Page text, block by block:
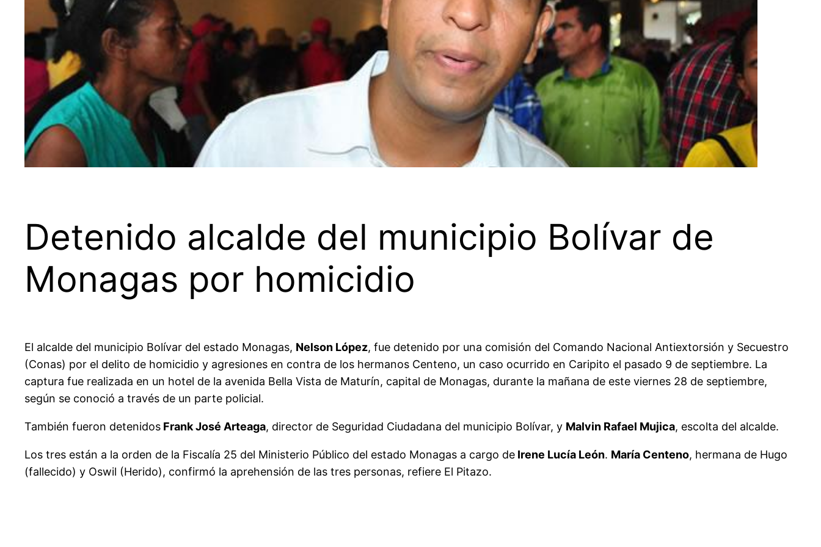
Detenido alcalde del municipio Bolívar de
Monagas por homicidio
El alcalde del municipio Bolívar del estado Monagas, Nelson López, fue detenido por una comisión del Comando Nacional Antiextorsión y Secuestro
(Conas) por el delito de homicidio y agresiones en contra de los hermanos Centeno, un caso ocurrido en Caripito el pasado 9 de septiembre. La
captura fue realizada en un hotel de la avenida Bella Vista de Maturín, capital de Monagas, durante la mañana de este viernes 28 de septiembre,
según se conoció a través de un parte policial.
También fueron detenidos Frank José Arteaga, director de Seguridad Ciudadana del municipio Bolívar, y Malvin Rafael Mujica, escolta del alcalde.
Los tres están a la orden de la Fiscalía 25 del Ministerio Público del estado Monagas a cargo de Irene Lucía León. María Centeno, hermana de Hugo
(fallecido) y Oswil (Herido), confirmó la aprehensión de las tres personas, refiere El Pitazo.